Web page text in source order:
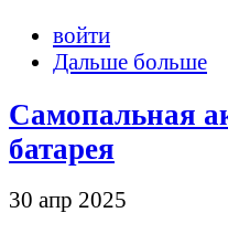
войти
Дальше больше
Самопальная
батарея
30 апр 2025